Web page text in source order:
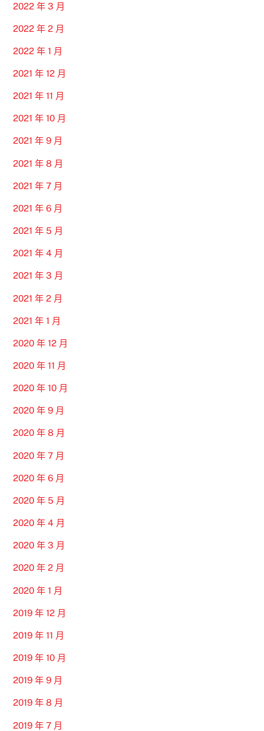
2022 年 3 月
2022 年 2 月
2022 年 1 月
2021 年 12 月
2021 年 11 月
2021 年 10 月
2021 年 9 月
2021 年 8 月
2021 年 7 月
2021 年 6 月
2021 年 5 月
2021 年 4 月
2021 年 3 月
2021 年 2 月
2021 年 1 月
2020 年 12 月
2020 年 11 月
2020 年 10 月
2020 年 9 月
2020 年 8 月
2020 年 7 月
2020 年 6 月
2020 年 5 月
2020 年 4 月
2020 年 3 月
2020 年 2 月
2020 年 1 月
2019 年 12 月
2019 年 11 月
2019 年 10 月
2019 年 9 月
2019 年 8 月
2019 年 7 月